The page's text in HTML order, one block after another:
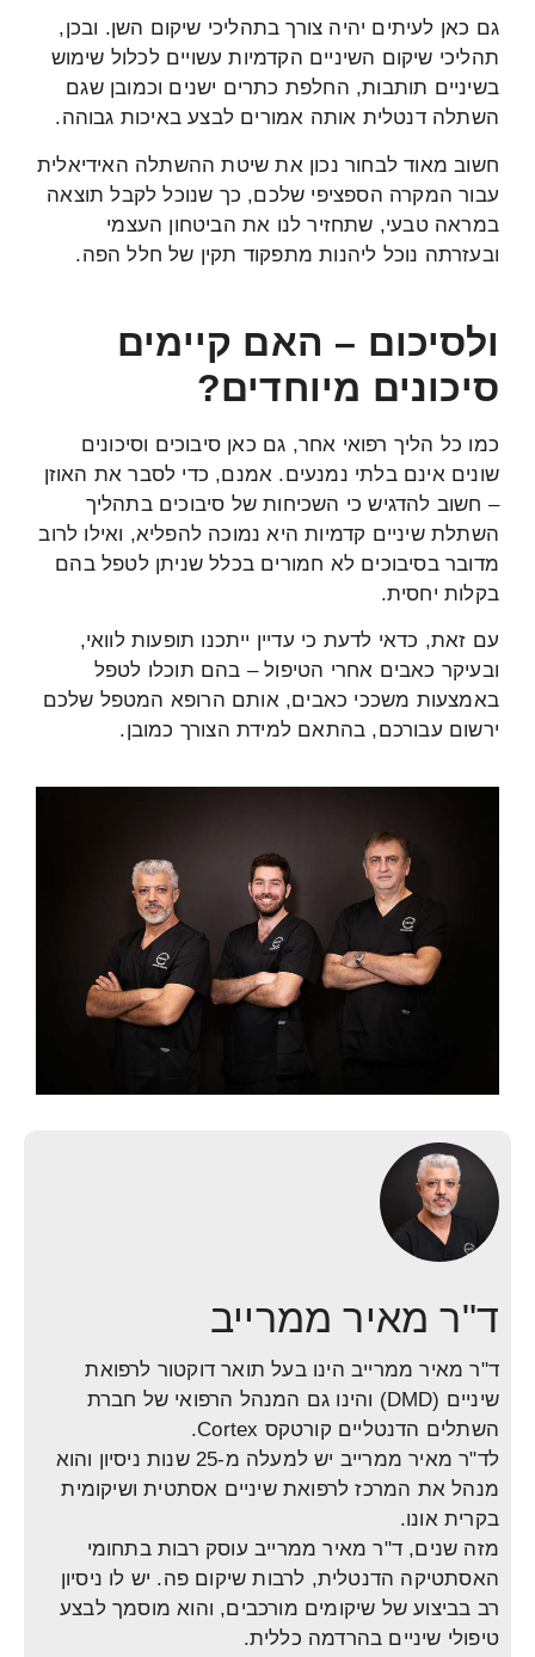
גם כאן לעיתים יהיה צורך בתהליכי שיקום השן. ובכן,
תהליכי שיקום השיניים הקדמיות עשויים לכלול שימוש
בשיניים תותבות, החלפת כתרים ישנים וכמובן שגם
השתלה דנטלית אותה אמורים לבצע באיכות גבוהה.
חשוב מאוד לבחור נכון את שיטת ההשתלה האידיאלית
עבור המקרה הספציפי שלכם, כך שנוכל לקבל תוצאה
במראה טבעי, שתחזיר לנו את הביטחון העצמי
ובעזרתה נוכל ליהנות מתפקוד תקין של חלל הפה.
ולסיכום – האם קיימים
סיכונים מיוחדים?
כמו כל הליך רפואי אחר, גם כאן סיבוכים וסיכונים
שונים אינם בלתי נמנעים. אמנם, כדי לסבר את האוזן
– חשוב להדגיש כי השכיחות של סיבוכים בתהליך
השתלת שיניים קדמיות היא נמוכה להפליא, ואילו לרוב
מדובר בסיבוכים לא חמורים בכלל שניתן לטפל בהם
בקלות יחסית.
עם זאת, כדאי לדעת כי עדיין ייתכנו תופעות לוואי,
ובעיקר כאבים אחרי הטיפול – בהם תוכלו לטפל
באמצעות משככי כאבים, אותם הרופא המטפל שלכם
ירשום עבורכם, בהתאם למידת הצורך כמובן.
ד"ר מאיר ממרייב
ד"ר מאיר ממרייב הינו בעל תואר דוקטור לרפואת
שיניים (DMD) והינו גם המנהל הרפואי של חברת
השתלים הדנטליים קורטקס Cortex.
לד"ר מאיר ממרייב יש למעלה מ-25 שנות ניסיון והוא
מנהל את המרכז לרפואת שיניים אסתטית ושיקומית
בקרית אונו.
מזה שנים, ד"ר מאיר ממרייב עוסק רבות בתחומי
האסתטיקה הדנטלית, לרבות שיקום פה. יש לו ניסיון
רב בביצוע של שיקומים מורכבים, והוא מוסמך לבצע
טיפולי שיניים בהרדמה כללית.